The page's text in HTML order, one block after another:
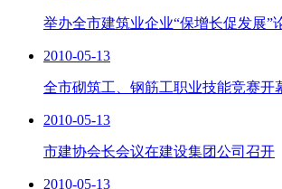
举办全市建筑业企业“保增长促发展”
2010-05-13
全市砌筑工、钢筋工职业技能竞赛开
2010-05-13
市建协会长会议在建设集团公司召开
2010-05-13